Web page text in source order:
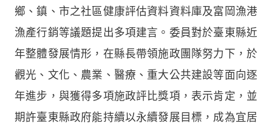
鄉、鎮、市之社區健康評估資料資料庫及富岡漁港
漁產行銷等議題提出多項建言。委員對於臺東縣近
年整體發展情形，在縣長帶領施政團隊努力下，於
觀光、文化、農業、醫療、重大公共建設等面向逐
年進步，與獲得多項施政評比獎項，表示肯定，並
期許臺東縣政府能持續以永續發展目標，成為宜居